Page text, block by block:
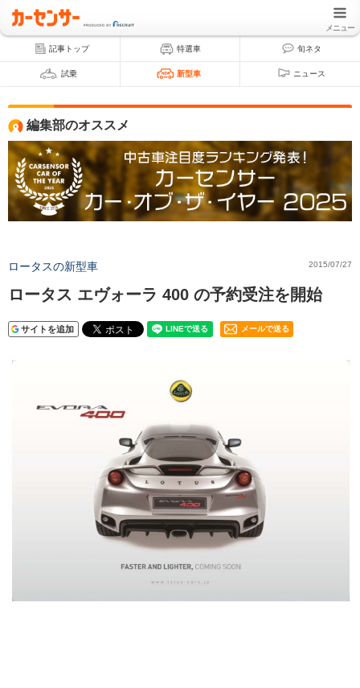
メニュー
記事トップ 特選車 旬ネタ
試乗 新型車 ニュース
編集部のオススメ
ロータスの新型車 2015/07/27
ロータス エヴォーラ 400 の予約受注を開始
サイトを追加 メールで送る